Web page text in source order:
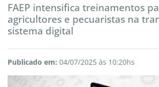
FAEP intensifica treinamentos
agricultores e pecuaristas na
sistema digital
Publicado em: 04/07/2025 às 10:20hs